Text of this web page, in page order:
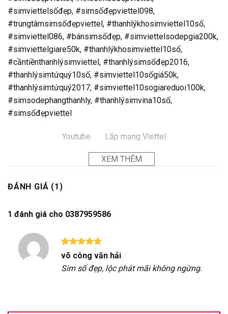
#simviettelsốđẹp, #simsốđẹpviettel098,
#trungtâmsimsốđẹpviettel, #thanhlýkhosimviettel10số,
#simviettel086, #bánsimsốđẹp, #simviettelsodepgia200k,
#simviettelgiare50k, #thanhlýkhosimviettel10số,
#cầntiềnthanhlýsimviettel, #thanhlýsimsốđẹp2016,
#thanhlýsimtứquý10số, #simviettel10sốgiá50k,
#thanhlýsimtứquý2017, #simviettel10sogiareduoi100k,
#simsodephangthanhly, #thanhlýsimvina10số,
#simsốđẹpviettel
Youtube Lắp mạng Viettel
XEM THÊM
ĐÁNH GIÁ (1)
1 đánh giá cho 0387959586
Được xếp
5
sao
võ công văn hải
Sim số đẹp, lộc phát mãi không ngừng.